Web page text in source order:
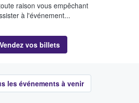
raison vous empêchant
à l'événement...
Vendez vos billets
les événements à venir